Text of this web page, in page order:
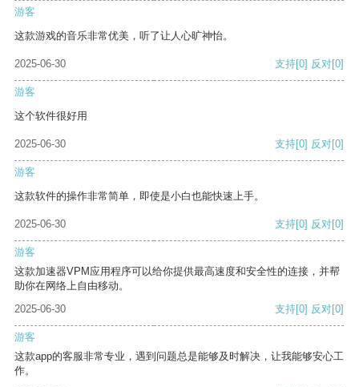
游客
这款游戏的音乐非常优美，听了让人心旷神怡。
2025-06-30 支持[0] 反对[0]
游客
这个软件很好用
2025-06-30 支持[0] 反对[0]
游客
这款软件的操作非常简单，即使是小白也能快速上手。
2025-06-30 支持[0] 反对[0]
游客
这款加速器VPM应用程序可以给你提供最高速度和安全性的连接，并帮
助你在网络上自由移动。
2025-06-30
支持[0] 反对[0]
游客
这款app的客服非常专业，遇到问题总是能够及时解决，让我能够安心工
作。